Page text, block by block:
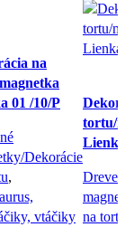
na
01 /10/P
Dekorácie
,
vtáčiky
tortu/
na tortu